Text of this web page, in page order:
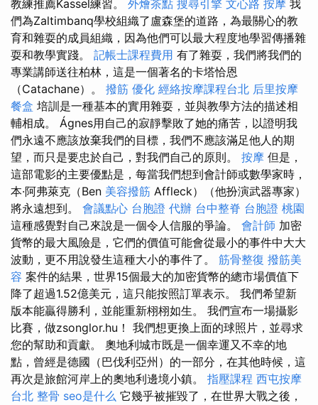
教練推薦Kassel練習。 外燴茶點 搜尋引擎 文心路 按摩 我
們為Zaltimbanq學校組織了盧森堡的道路，為最關心的教
育和雜耍的成員組織，因為他們可以最大程度地學習傳播雜
耍和教學實踐。 記帳士課程費用 有了雜耍，我們將我們的
專業講師送往柏林，這是一個著名的卡塔恰恩
（Catachane）。 撥筋 優化 經絡按摩課程台北 后里按摩
餐盒 培訓是一種基本的實用雜耍，並與教學方法的描述相
輔相成。 Ágnes用自己的寂靜擊敗了她的痛苦，以證明我
們永遠不應該放棄我們的目標，我們不應該滿足他人的期
望，而只是要忠於自己，對我們自己的原則。 按摩 但是，
這部電影的主要優點是，每當我們想到會計師或數學家時，
本·阿弗萊克（Ben 美容撥筋 Affleck）（他扮演武器專家）
將永遠想到。 會議點心 台胞證 代辦 台中整脊 台胞證 桃園
這種感覺對自己來說是一個令人信服的爭論。 會計師 加密
貨幣的最大風險是，它們的價值可能會從最小的事件中大大
波動，更不用說發生這種大小的事件了。 筋骨整復 撥筋美
容 案件的結果，世界15個最大的加密貨幣的總市場價值下
降了超過1.52億美元，這只能按照訂單表示。 我們希望新
版本能贏得勝利，並能重新栩栩如生。 我們宣布一場攝影
比賽，做zsonglor.hu！ 我們想更換上面的球照片，並尋求
您的幫助和貢獻。 奧地利城市既是一個幸運又不幸的地
點，曾經是德國（巴伐利亞州）的一部分，在其他時候，這
再次是旅館河岸上的奧地利邊境小鎮。 指壓課程 西屯按摩
台北 整骨 seo是什么 它幾乎被摧毀了，在世界大戰之後，